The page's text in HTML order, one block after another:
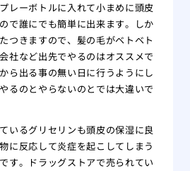
レーボトルに入れて小まめに頭皮
で誰にでも簡単に出来ます。しか
つきますので、髪の毛がベトベト
社など出先でやるのはオススメで
ら出る事の無い日に行うようにし
るのとやらないのとでは大違いで
いるグリセリンも頭皮の保湿に良
に反応して炎症を起こしてしまう
す。ドラッグストアで売られてい